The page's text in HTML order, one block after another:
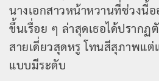
นางเอกสาวหน้าหวานที่ช่วงนี้
ขึ้นเรื่อย ๆ ล่าสุดเธอได้ปรากฏ
สายเดี่ยวสุดหรู โทนสีสุภาพแ
แบบมีระดับ